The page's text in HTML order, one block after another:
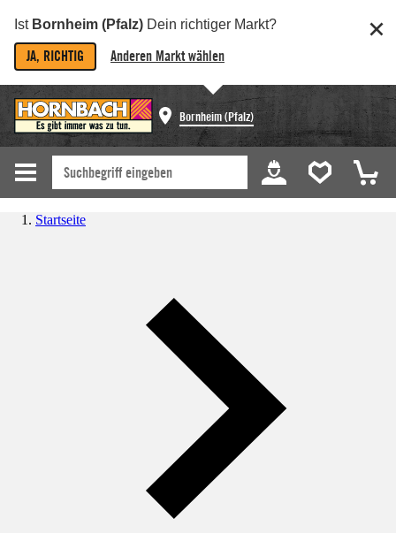
Ist Bornheim (Pfalz) Dein richtiger Markt?
JA, RICHTIG Anderen Markt wählen
Bornheim (Pfalz)
Startseite